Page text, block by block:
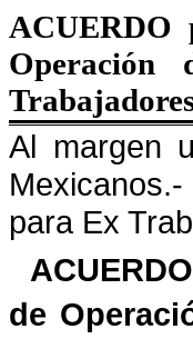
ACUERDO
Operación
Al margen
para Ex
de